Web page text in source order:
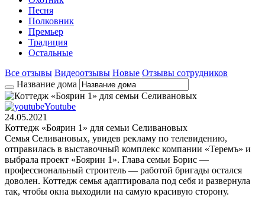
Песня
Полковник
Премьер
Традиция
Остальные
Все отзывы Видеоотзывы Новые Отзывы сотрудников
Название дома
Youtube
24.05.2021
Коттедж «Боярин 1» для семьи Селивановых
Семья Селивановых, увидев рекламу по телевидению,
отправилась в выставочный комплекс компании «Теремъ» и
выбрала проект «Боярин 1». Глава семьи Борис —
профессиональный строитель — работой бригады остался
доволен. Коттедж семья адаптировала под себя и развернула
так, чтобы окна выходили на самую красивую сторону.